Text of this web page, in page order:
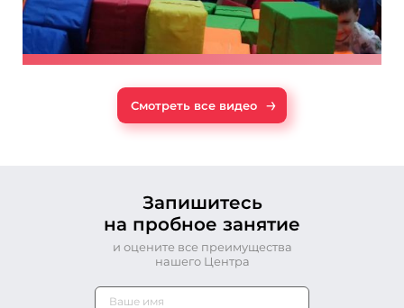
Смотреть все видео →
Запишитесь
на пробное занятие
и оцените все преимущества
нашего Центра